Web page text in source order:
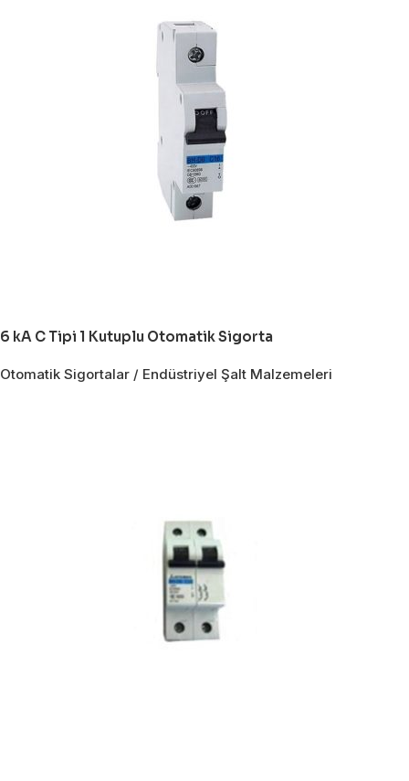
6 kA C Tipi 1 Kutuplu Otomatik Sigorta
Otomatik Sigortalar / Endüstriyel Şalt Malzemeleri